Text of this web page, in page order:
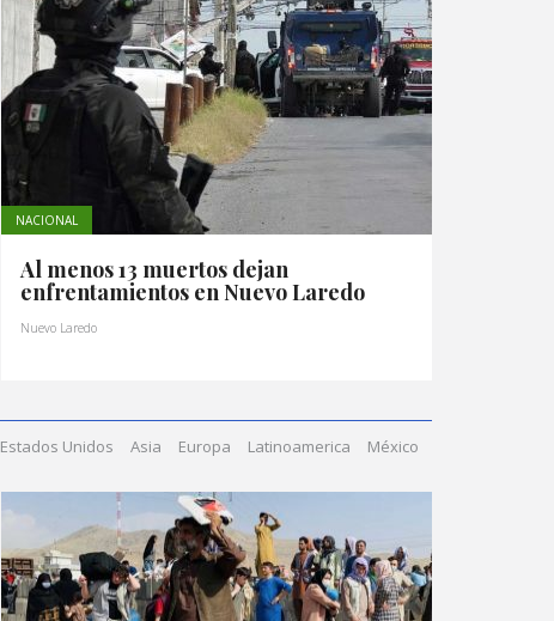
NACIONAL
Al menos 13 muertos dejan
enfrentamientos en Nuevo Laredo
Nuevo Laredo
Estados Unidos Asia Europa Latinoamerica México